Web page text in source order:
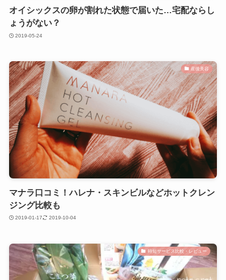
オイシックスの卵が割れた状態で届いた…宅配ならし
ょうがない？
2019-05-24
産後美容
マナラ口コミ！ハレナ・スキンビルなどホットクレン
ジング比較も
2019-01-17 2019-10-04
時短サービス比較・レビュー